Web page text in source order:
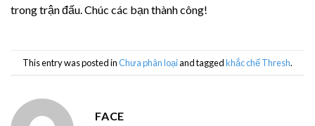
trong trận đấu. Chúc các bạn thành công!
This entry was posted inChưa phân loạiand taggedkhắc chế Thresh.
FACE